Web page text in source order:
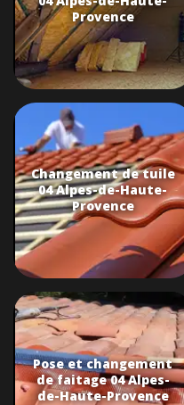
Provence
Changement de tuile
04 Alpes-de-Haute-
Provence
Pose et changement
de faitage 04 Alpes-
de-Haute-Provence